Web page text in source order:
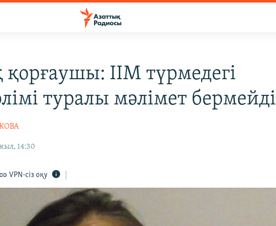
ІІМ түрмедегі
туралы мәлімет бермейді
14:30
VPN-сіз оқу